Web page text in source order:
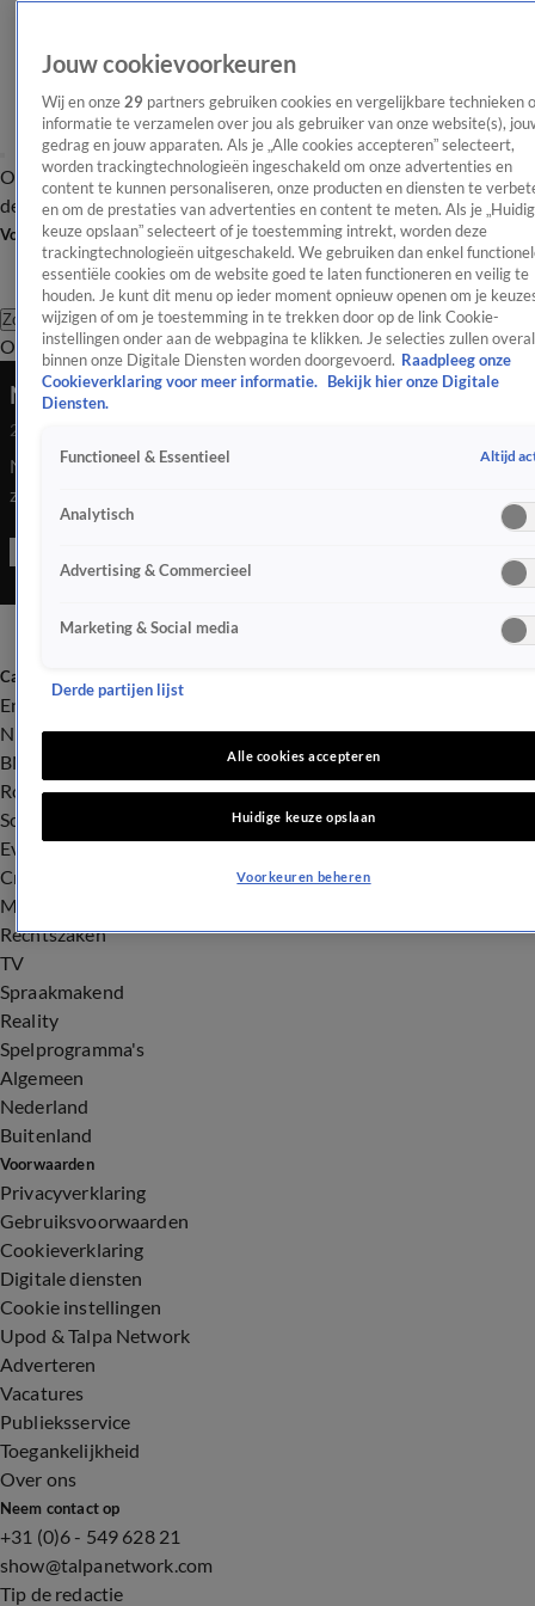
OverzichtAfleveringen Entertainment TV Algemeen
Tip
de redactieNieuwsbrief
Volg Shownieuws
Zoeken
OverzichtEntertainmentSpraakmakendRealityCrimeVideo's
Nienke Plas deelt schattige beelden van zoontje
29 apr 2023, 18:59
Nienke Plas heeft op sociale media schattige beelden van haar
zoontje gedeeld.
Categorieën
Entertainment
Nieuws
BN'ers
Royalty
Songfestival
Evenementen
Crime
Misdaad
Rechtszaken
TV
Spraakmakend
Reality
Spelprogramma's
Algemeen
Nederland
Buitenland
Voorwaarden
Privacyverklaring
Gebruiksvoorwaarden
Cookieverklaring
Digitale diensten
Cookie instellingen
Upod & Talpa Network
Adverteren
Vacatures
Publieksservice
Toegankelijkheid
Over ons
Neem contact op
+31 (0)6 - 549 628 21
show@talpanetwork.com
Tip de redactie
Jouw cookievoorkeuren
Wij en onze 29 partners gebruiken cookies en vergelijkbare technieken
informatie te verzamelen over jou als gebruiker van onze website(s),
gedrag en jouw apparaten. Als je „Alle cookies accepteren” selecteert,
worden trackingtechnologieën ingeschakeld om onze advertenties en
content te kunnen personaliseren, onze producten en diensten te
en om de prestaties van advertenties en content te meten. Als je
keuze opslaan” selecteert of je toestemming intrekt, worden deze
trackingtechnologieën uitgeschakeld. We gebruiken dan enkel
essentiële cookies om de website goed te laten functioneren en veilig te
houden. Je kunt dit menu op ieder moment opnieuw openen om je
wijzigen of om je toestemming in te trekken door op de link Cookie-
instellingen onder aan de webpagina te klikken. Je selecties zullen overal
binnen onze Digitale Diensten worden doorgevoerd. Raadpleeg onze
Cookieverklaring voor meer informatie.
Bekijk hier onze Digitale
Diensten.
Functioneel & Essentieel Altijd
Analytisch
Advertising & Commercieel
Marketing & Social media
Derde partijen lijst
Alle cookies accepteren
Huidige keuze opslaan
Voorkeuren beheren